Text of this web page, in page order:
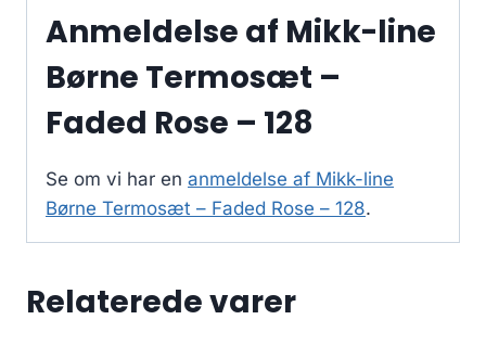
Anmeldelse af Mikk-line
Børne Termosæt –
Faded Rose – 128
Se om vi har en anmeldelse af Mikk-line
Børne Termosæt – Faded Rose – 128.
Relaterede varer